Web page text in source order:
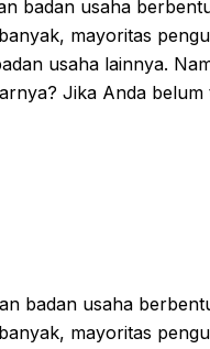
badan usaha
mayoritas
usaha lainnya.
Jika Anda belum
badan usaha
mayoritas